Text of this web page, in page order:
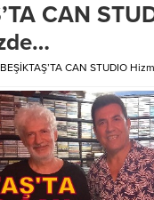
CAN
BEŞİKTAŞ’TA CAN STUDIO